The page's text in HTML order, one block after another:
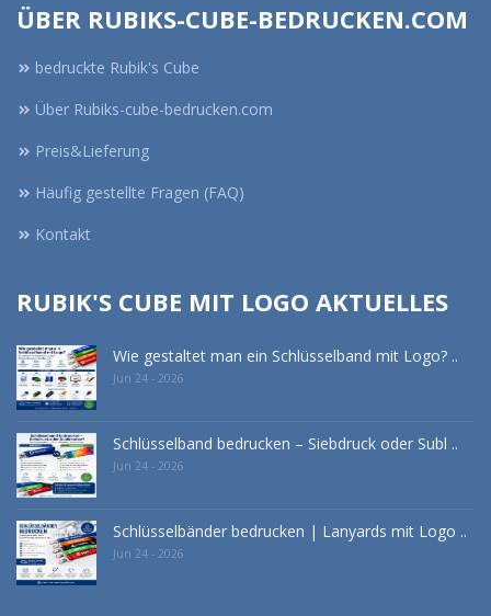
ÜBER RUBIKS-CUBE-BEDRUCKEN.COM
bedruckte Rubik's Cube
Über Rubiks-cube-bedrucken.com
Preis&Lieferung
Häufig gestellte Fragen (FAQ)
Kontakt
RUBIK'S CUBE MIT LOGO AKTUELLES
Wie gestaltet man ein Schlüsselband mit Logo? ..
Jun 24 - 2026
Schlüsselband bedrucken – Siebdruck oder Subl ..
Jun 24 - 2026
Schlüsselbänder bedrucken | Lanyards mit Logo ..
Jun 24 - 2026